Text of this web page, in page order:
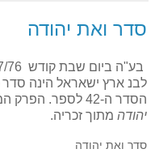
סדר ואת יהודה
לבנ ארץ ישאראל הינה סדר
הסדר ה-42 לספר. הפרק המומלץ בנביא הוא ו
יהודה מתוך זכריה.
סדר ואת יהודה